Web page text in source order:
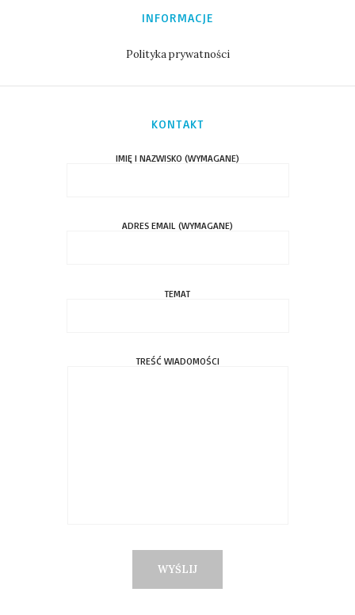
INFORMACJE
Polityka prywatności
KONTAKT
IMIĘ I NAZWISKO (WYMAGANE)
ADRES EMAIL (WYMAGANE)
TEMAT
TREŚĆ WIADOMOŚCI